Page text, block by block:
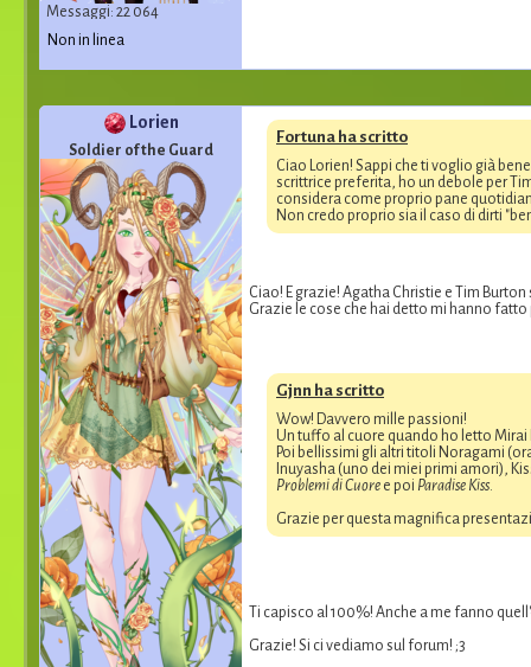
Messaggi: 22 064
Non in linea
Lorien
Soldier of the Guard
Fortuna ha scritto
Ciao Lorien! Sappi che ti voglio già
scrittrice preferita, ho un debole per
considera come proprio pane
Non credo proprio sia il caso di dirti
Ciao! E grazie! Agatha Christie e Tim
Grazie le cose che hai detto mi hanno
Gjnn ha scritto
Wow! Davvero mille passioni!
Un tuffo al cuore quando ho letto
Poi bellissimi gli altri titoli Noragami
Inuyasha (uno dei miei primi amori),
Problemi di Cuore e poi Paradise Kiss.
Grazie per questa magnifica
Ti capisco al 100%! Anche a me fanno
Grazie! Si ci vediamo sul forum! ;3